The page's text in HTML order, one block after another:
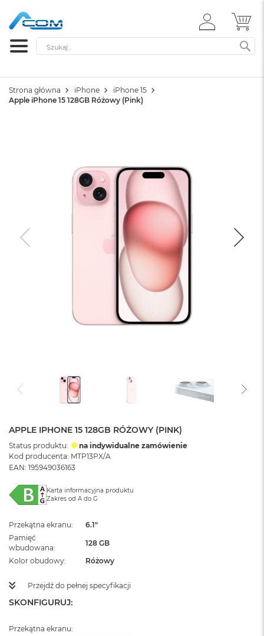
ZALOGUJ
SIĘ
Szukaj
Strona główna iPhone
iPhone 15
Apple iPhone 15 128GB Różowy (Pink)
APPLE IPHONE 15 128GB RÓŻOWY (PINK)
Status produktu:
na indywidualne zamówienie
Kod producenta: MTP13PX/A
EAN: 195949036163
Karta informacyjna produktu
Zakres od A do G
Przekątna ekranu
6.1"
Pamięć
wbudowana
128 GB
Kolor obudowy Różowy
Przejdź do pełnej specyfikacji
SKONFIGURUJ:
Przekątna ekranu: